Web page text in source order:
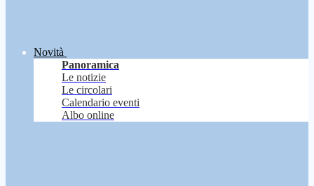
Novità
Panoramica
Le notizie
Le circolari
Calendario eventi
Albo online